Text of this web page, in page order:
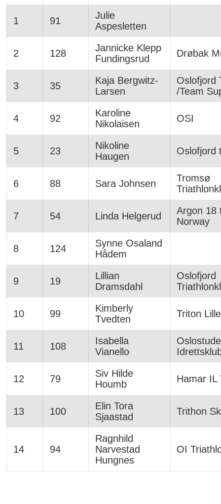
1 91
Julie
Aspesletten
2 128
Jannicke Klepp
Fundingsrud
Drøbak
3 35
Kaja Bergwitz-
Larsen
Oslofjord
/Team
4 92
Karoline
Nikolaisen
OSI
5 23
Nikoline
Haugen
Oslofjord
6 88 Sara Johnsen
Tromsø
7 54 Linda Helgerud
Argon 18
Norway
8 124
Synne Osaland
Hådem
9 19
Lillian
Dramsdahl
Oslofjord
10 99
Kimberly
Tvedten
Triton
11 108
Isabella
Vianello
12 79
Siv Hilde
Houmb
Hamar IL
13 100
Elin Tora
Sjaastad
Trithon
14 94
Ragnhild
Narvestad
Hungnes
OI